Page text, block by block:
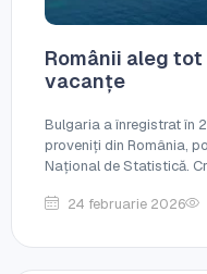
Românii aleg
vacanțe
Bulgaria a înregistrat în
proveniți din România,
Național de Statistică.
24 februarie 2026